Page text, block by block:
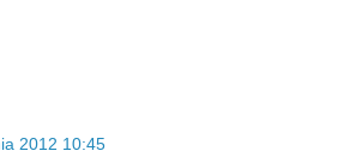
2012 10:45